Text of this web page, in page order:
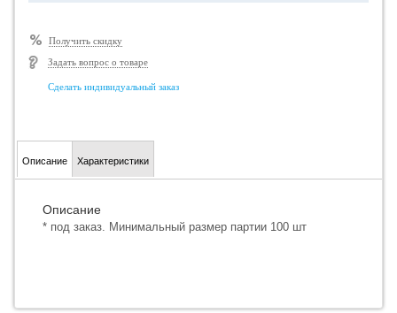
Получить скидку
Задать вопрос о товаре
Сделать индивидуальный заказ
Описание Характеристики
Описание
* под заказ. Минимальный размер партии 100 шт